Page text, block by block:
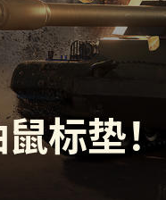
标垫！